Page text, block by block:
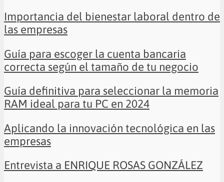
Importancia del bienestar laboral dentro de
las empresas
Guía para escoger la cuenta bancaria
correcta según el tamaño de tu negocio
Guía definitiva para seleccionar la memoria
RAM ideal para tu PC en 2024
Aplicando la innovación tecnológica en las
empresas
Entrevista a ENRIQUE ROSAS GONZÁLEZ